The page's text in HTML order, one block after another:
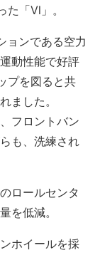
た「Ⅵ」。
ョンである空力
動性能で好評
プを図ると共
ました。
フロントバン
も、洗練され
ロールセンタ
を低減。
ホイールを採